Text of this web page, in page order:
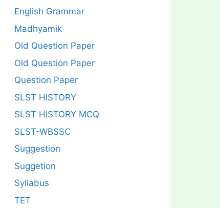
English Grammar
Madhyamik
Old Question Paper
Old Question Paper
Question Paper
SLST HISTORY
SLST HISTORY MCQ
SLST-WBSSC
Suggestion
Suggetion
Syllabus
TET